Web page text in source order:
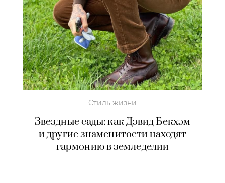
Стиль жизни
Звездные сады: как Дэвид Бекхэм
и другие знаменитости находят
гармонию в земледелии